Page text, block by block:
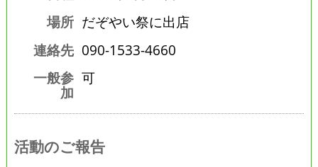
場所 だぞやい祭に出店
連絡先 090-1533-4660
一般参
加
可
活動のご報告